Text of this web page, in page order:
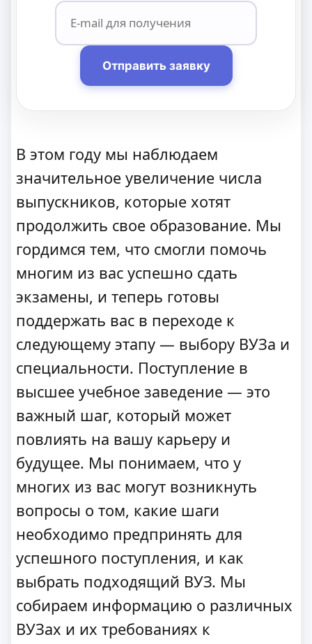
Отправить заявку
В этом году мы наблюдаем
значительное увеличение числа
выпускников, которые хотят
продолжить свое образование. Мы
гордимся тем, что смогли помочь
многим из вас успешно сдать
экзамены, и теперь готовы
поддержать вас в переходе к
следующему этапу — выбору ВУЗа и
специальности. Поступление в
высшее учебное заведение — это
важный шаг, который может
повлиять на вашу карьеру и
будущее. Мы понимаем, что у
многих из вас могут возникнуть
вопросы о том, какие шаги
необходимо предпринять для
успешного поступления, и как
выбрать подходящий ВУЗ. Мы
собираем информацию о различных
ВУЗах и их требованиях к